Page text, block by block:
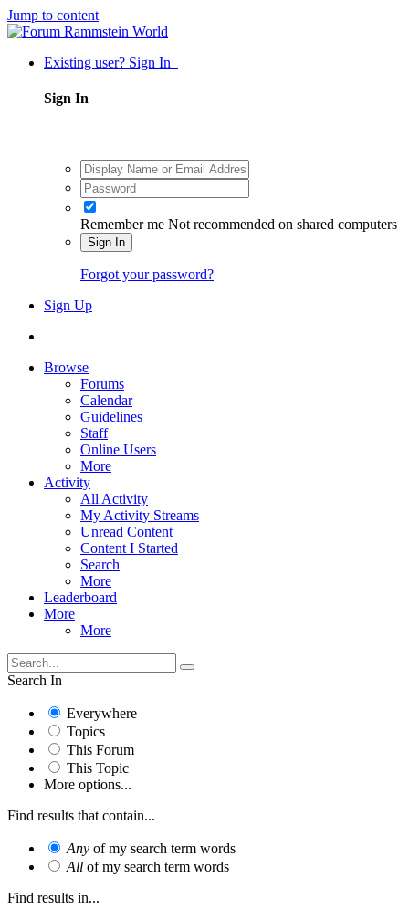
Jump to content
Existing user? Sign In
Sign In
Remember me Not recommended on shared computers
Sign In
Forgot your password?
Sign Up
Browse
Forums
Calendar
Guidelines
Staff
Online Users
More
Activity
All Activity
My Activity Streams
Unread Content
Content I Started
Search
More
Leaderboard
More
More
Search In
Everywhere
Topics
This Forum
This Topic
More options...
Find results that contain...
Any of my search term words
All of my search term words
Find results in...